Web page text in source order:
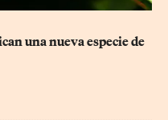
una nueva especie de